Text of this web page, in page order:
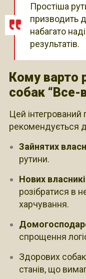
Простіша
призводить
набагато
результатів.
Кому варто
собак “Все-
Цей інтегрований
рекомендується
Зайнятих
рутини.
Нових
розібратися в
харчування.
спрощення
Здорових
станів, що